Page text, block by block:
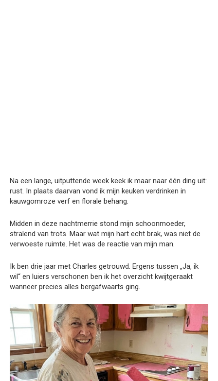
Na een lange, uitputtende week keek ik maar naar één ding uit:
rust. In plaats daarvan vond ik mijn keuken verdrinken in
kauwgomroze verf en florale behang.
Midden in deze nachtmerrie stond mijn schoonmoeder,
stralend van trots. Maar wat mijn hart echt brak, was niet de
verwoeste ruimte. Het was de reactie van mijn man.
Ik ben drie jaar met Charles getrouwd. Ergens tussen „Ja, ik
wil“ en luiers verschonen ben ik het overzicht kwijtgeraakt
wanneer precies alles bergafwaarts ging.